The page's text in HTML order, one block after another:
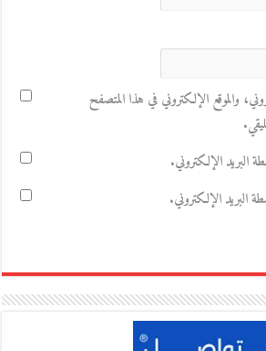
والموقع الإلكتروني في هذا المتصفح
البريد الإلكتروني.
البريد الإلكتروني.